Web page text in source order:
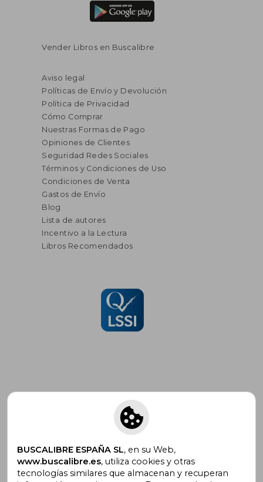
Vender Libros en Buscalibre
Aviso legal
Políticas de Envío y Devolución
Política de Privacidad
Cómo Comprar
Nuestras Formas de Pago
Opiniones de Clientes
Seguridad Redes Sociales
Términos y Condiciones de Uso
Condiciones de Venta
Gastos de Envío
Blog
Lista de autores
Incentivo a la Lectura
Libros Recomendados
Suscríbete para recibir ofertas y
promociones
BUSCALIBRE ESPAÑA SL, en su Web,
www.buscalibre.es, utiliza cookies y otras
tecnologías similares que almacenan y recuperan